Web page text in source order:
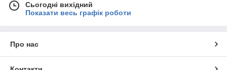
Сьогодні вихідний
Показати весь графік роботи
Про нас